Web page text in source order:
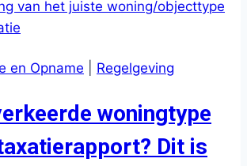
herkennen
als
en Opname
Regelgeving
woningtype
Dit is